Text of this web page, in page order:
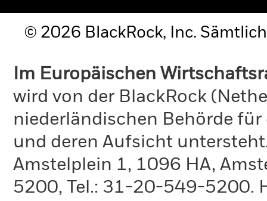
© 2026 BlackRock, Inc.
Im Europäischen
wird von der BlackRock
niederländischen Behörde
und deren Aufsicht
Amstelplein 1, 1096 HA,
5200, Tel.: 31-20-549-5200.